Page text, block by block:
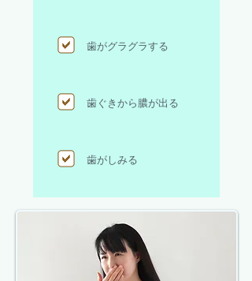
歯がグラグラする
歯ぐきから膿が出る
歯がしみる